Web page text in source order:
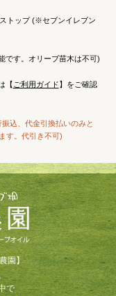
トップ (※セブンイレブン
です。オリーブ苗木は不可)
【 ご利用ガイド 】をご確認
込、代金引換払いのみと
す。代引き不可)
園】
で